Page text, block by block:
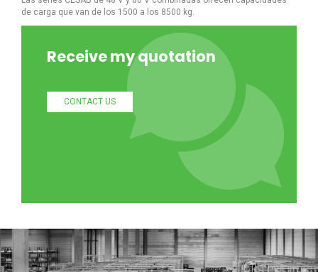
de carga que van de los 1500 a los 8500 kg.
Receive my quotation
CONTACT US